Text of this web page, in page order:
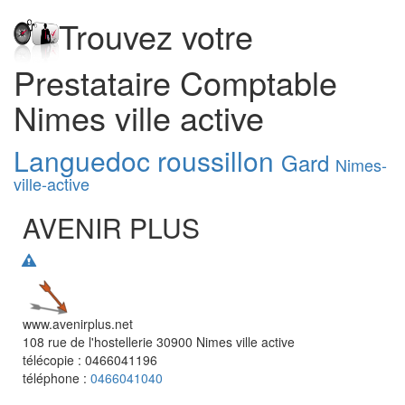
Trouvez votre
Prestataire Comptable
Nimes ville active
Languedoc roussillon Gard Nimes-
ville-active
AVENIR PLUS
www.avenirplus.net
108 rue de l'hostellerie 30900 Nimes ville active
télécopie : 0466041196
téléphone : 0466041040